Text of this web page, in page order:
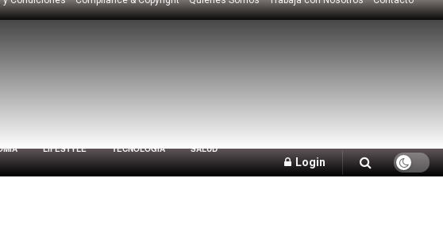
LIFESTYLE TECNOLOGÍA SALUD
Login